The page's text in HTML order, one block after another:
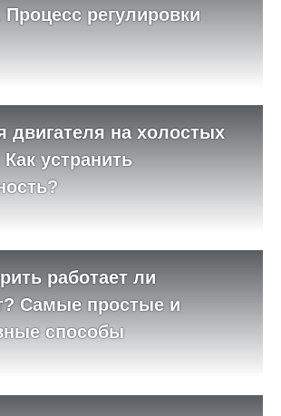
Процесс регулировки
двигателя на холостых
устранить
работает ли
Самые простые и
способы